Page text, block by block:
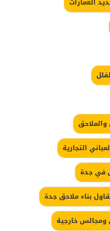
والملاحق
التجارية
في جدة
بناء ملاحق جدة
ومجالس خارجية